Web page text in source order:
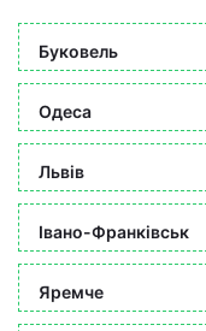
Буковель
Одеса
Львів
Івано-Франківськ
Яремче